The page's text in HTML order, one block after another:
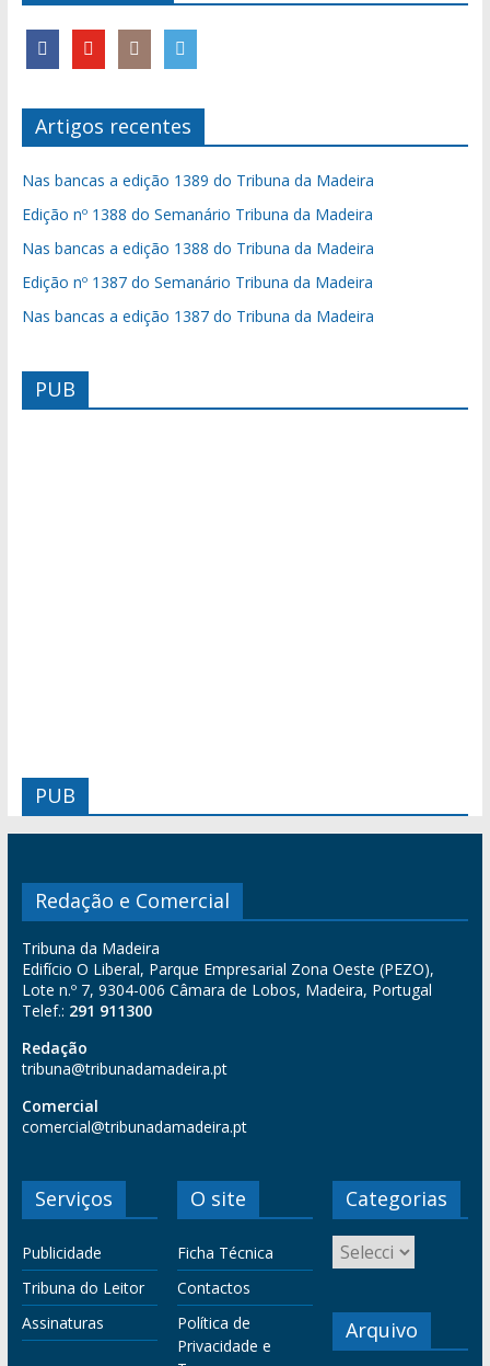
Artigos recentes
Nas bancas a edição 1389 do Tribuna da Madeira
Edição nº 1388 do Semanário Tribuna da Madeira
Nas bancas a edição 1388 do Tribuna da Madeira
Edição nº 1387 do Semanário Tribuna da Madeira
Nas bancas a edição 1387 do Tribuna da Madeira
PUB
PUB
Redação e Comercial
Tribuna da Madeira
Edifício O Liberal, Parque Empresarial Zona Oeste (PEZO),
Lote n.º 7, 9304-006 Câmara de Lobos, Madeira, Portugal
Telef.: 291 911300
Redação
tribuna@tribunadamadeira.pt
Comercial
comercial@tribunadamadeira.pt
Serviços
Publicidade
Tribuna do Leitor
Assinaturas
O site
Ficha Técnica
Contactos
Política de
Privacidade e
Categorias
Arquivo